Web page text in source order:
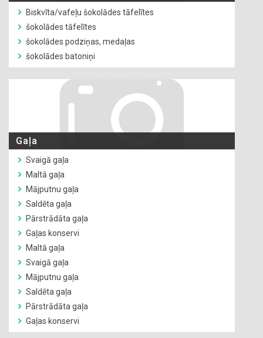
Biskvīta/vafeļu šokolādes tāfelītes
šokolādes tāfelītes
šokolādes podziņas, medaļas
šokolādes batoniņi
Gaļa
Svaigā gaļa
Maltā gaļa
Mājputnu gaļa
Saldēta gaļa
Pārstrādāta gaļa
Gaļas konservi
Maltā gaļa
Svaigā gaļa
Mājputnu gaļa
Saldēta gaļa
Pārstrādāta gaļa
Gaļas konservi